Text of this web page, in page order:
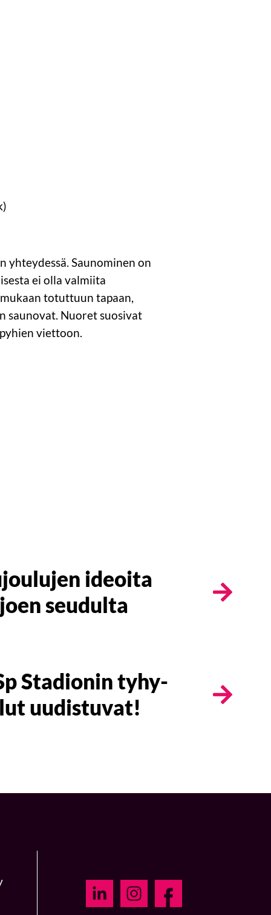
Saunominen on
ei olla valmiita
totuttuun tapaan,
saunovat. Nuoret suosivat
viettoon.
ideoita
seudulta
Stadionin tyhy-
uudistuvat!